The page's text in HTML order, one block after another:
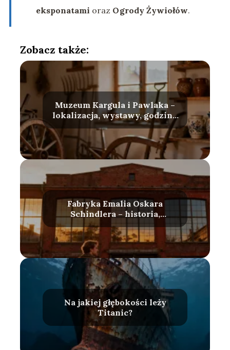
eksponatami oraz Ogrody Żywiołów.
Zobacz także:
Muzeum Kargula i Pawlaka –
lokalizacja, wystawy, godziny
otwarcia
Fabryka Emalia Oskara
Schindlera – historia,
zwiedzanie, bilety
Na jakiej głębokości leży
Titanic?